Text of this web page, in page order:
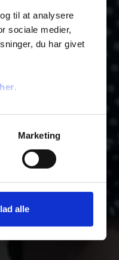
til at analysere
sociale medier,
du har givet
her.
Marketing
alle